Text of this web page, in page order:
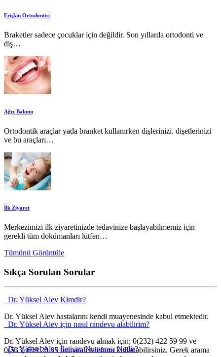
Erişkin Ortodontisi
Braketler sadece çocuklar için değildir. Son yıllarda ortodonti ve
diş…
Ağız Bakımı
Ortodontik araçlar yada branket kullanırken dişlerinizi. dişetlerinizi
ve bu araçları…
İlk Ziyaret
Merkezimizi ilk ziyaretinizde tedavinize başlayabilmemiz için
gerekli tüm dokümanları lütfen…
Tümünü Görüntüle
Sıkça Sorulan Sorular
Dr. Yüksel Alev Kimdir?
Dr. Yüksel Alev hastalarını kendi muayenesinde kabul etmektedir.
Dr. Yüksel Alev için nasıl randevu alabilirim?
Dr. Yüksel Alev için randevu almak için; 0(232) 422 59 99 ve
0(533) 639 20 35 numaralı telefonu kullanabilirsiniz. Gerek arama
Dr. Yüksel Alev İletişim Numarası Nedir?